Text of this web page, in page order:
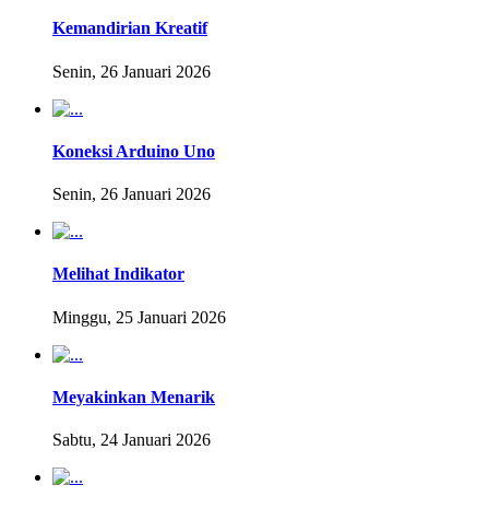
Kemandirian Kreatif
Senin, 26 Januari 2026
Koneksi Arduino Uno
Senin, 26 Januari 2026
Melihat Indikator
Minggu, 25 Januari 2026
Meyakinkan Menarik
Sabtu, 24 Januari 2026